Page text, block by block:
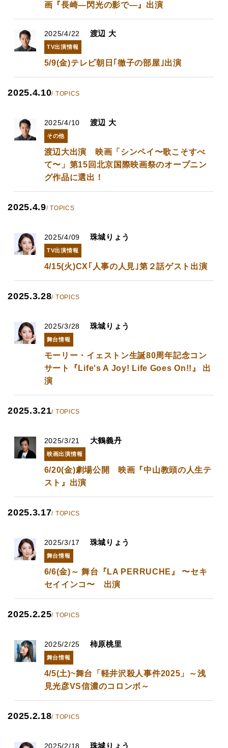
画『長崎―閃光の影で―』出演
2025/4/22 渡辺 大
TV出演情報
5/9(金)テレビ朝日｢徹子の部屋｣出演
2025.4.10/ TOPICS
2025/4/10 渡辺 大
その他
渡辺大出演 ​映画「シンペイ〜歌こそすべ
て〜」第15回北京国際映画祭のオープニン
グ作品に選出！
2025.4.9/ TOPICS
2025/4/09 珠城りょう
TV出演情報
4/15(火)CX｢人事の人見｣第２話ゲスト出演
2025.3.28/ TOPICS
2025/3/28 珠城りょう
舞台情報
モーリー・イェストン生誕80周年記念コン
サート『Life's A Joy! Life Goes On!!』 出
演
2025.3.21/ TOPICS
2025/3/21 大鶴義丹
映画出演情報
6/20(金)劇場公開 映画『中山教頭の人生テ
スト』出演
2025.3.17/ TOPICS
2025/3/17 珠城りょう
舞台情報
6/6(金)～ 舞台『LA PERRUCHE』 〜セキ
セイインコ〜 出演
2025.2.25/ TOPICS
2025/2/25 柿原桃里
舞台情報
4/5(土)~舞台「軽井沢殺人事件2025」～浅
見光彦VS信濃のコロンボ～
2025.2.18/ TOPICS
2025/2/18 珠城りょう